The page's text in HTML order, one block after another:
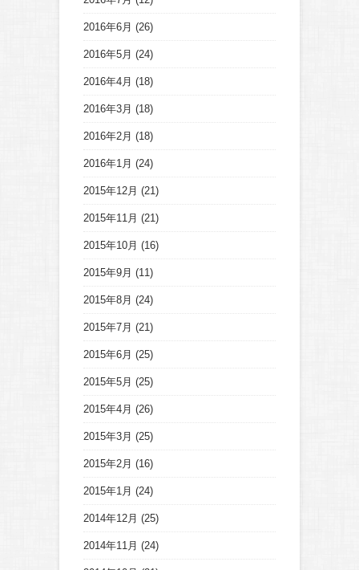
2016年6月 (26)
2016年5月 (24)
2016年4月 (18)
2016年3月 (18)
2016年2月 (18)
2016年1月 (24)
2015年12月 (21)
2015年11月 (21)
2015年10月 (16)
2015年9月 (11)
2015年8月 (24)
2015年7月 (21)
2015年6月 (25)
2015年5月 (25)
2015年4月 (26)
2015年3月 (25)
2015年2月 (16)
2015年1月 (24)
2014年12月 (25)
2014年11月 (24)